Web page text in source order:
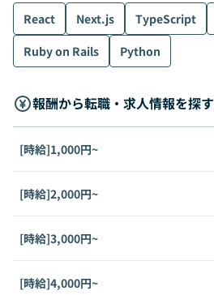
React Next.js TypeScript
Ruby on Rails
Python
報酬から転職・求人情報を探す
[時給]1,000円~
[時給]2,000円~
[時給]3,000円~
[時給]4,000円~